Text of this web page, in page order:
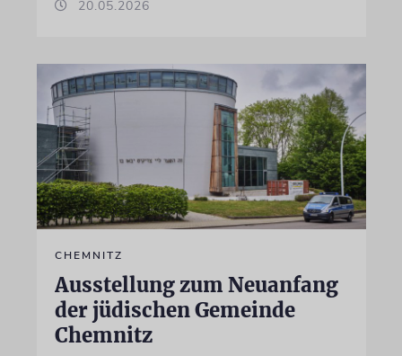
20.05.2026
CHEMNITZ
Ausstellung zum Neuanfang
der jüdischen Gemeinde
Chemnitz